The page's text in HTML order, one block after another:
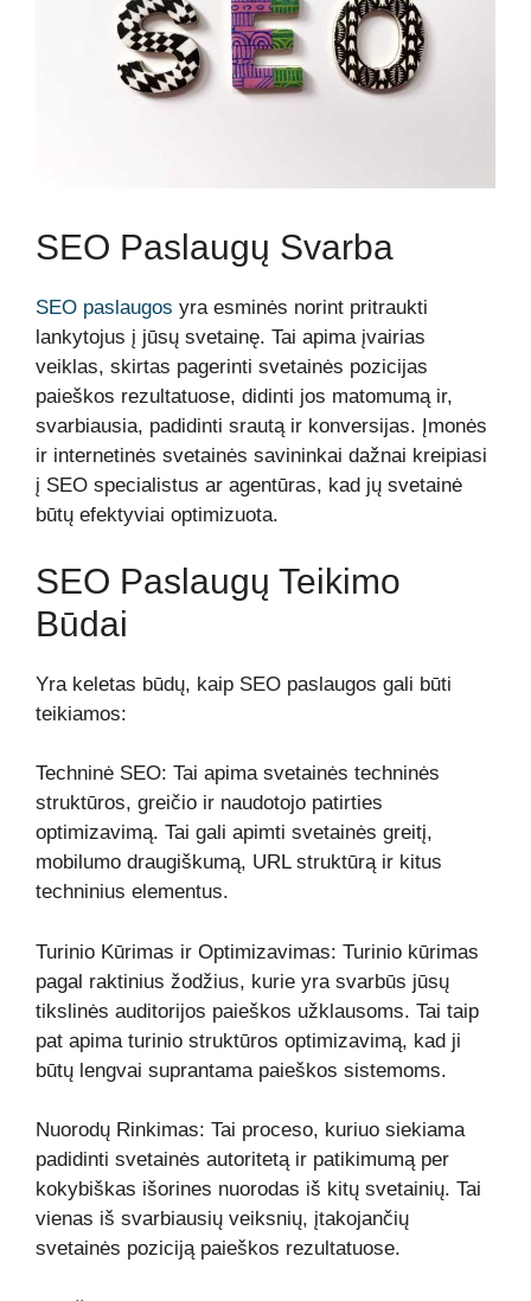
SEO Paslaugų Svarba
SEO paslaugos yra esminės norint pritraukti
lankytojus į jūsų svetainę. Tai apima įvairias
veiklas, skirtas pagerinti svetainės pozicijas
paieškos rezultatuose, didinti jos matomumą ir,
svarbiausia, padidinti srautą ir konversijas. Įmonės
ir internetinės svetainės savininkai dažnai kreipiasi
į SEO specialistus ar agentūras, kad jų svetainė
būtų efektyviai optimizuota.
SEO Paslaugų Teikimo
Būdai
Yra keletas būdų, kaip SEO paslaugos gali būti
teikiamos:
Techninė SEO: Tai apima svetainės techninės
struktūros, greičio ir naudotojo patirties
optimizavimą. Tai gali apimti svetainės greitį,
mobilumo draugiškumą, URL struktūrą ir kitus
techninius elementus.
Turinio Kūrimas ir Optimizavimas: Turinio kūrimas
pagal raktinius žodžius, kurie yra svarbūs jūsų
tikslinės auditorijos paieškos užklausoms. Tai taip
pat apima turinio struktūros optimizavimą, kad ji
būtų lengvai suprantama paieškos sistemoms.
Nuorodų Rinkimas: Tai proceso, kuriuo siekiama
padidinti svetainės autoritetą ir patikimumą per
kokybiškas išorines nuorodas iš kitų svetainių. Tai
vienas iš svarbiausių veiksnių, įtakojančių
svetainės poziciją paieškos rezultatuose.